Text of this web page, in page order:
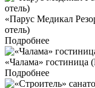
«Парус Медикал
отель)
Подробнее
«Чалама» гостиница
Подробнее